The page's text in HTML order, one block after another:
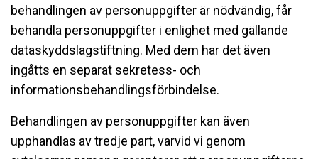
behandlingen av personuppgifter är nödvändig, får
behandla personuppgifter i enlighet med gällande
dataskyddslagstiftning. Med dem har det även
ingåtts en separat sekretess- och
informationsbehandlingsförbindelse.
Behandlingen av personuppgifter kan även
upphandlas av tredje part, varvid vi genom